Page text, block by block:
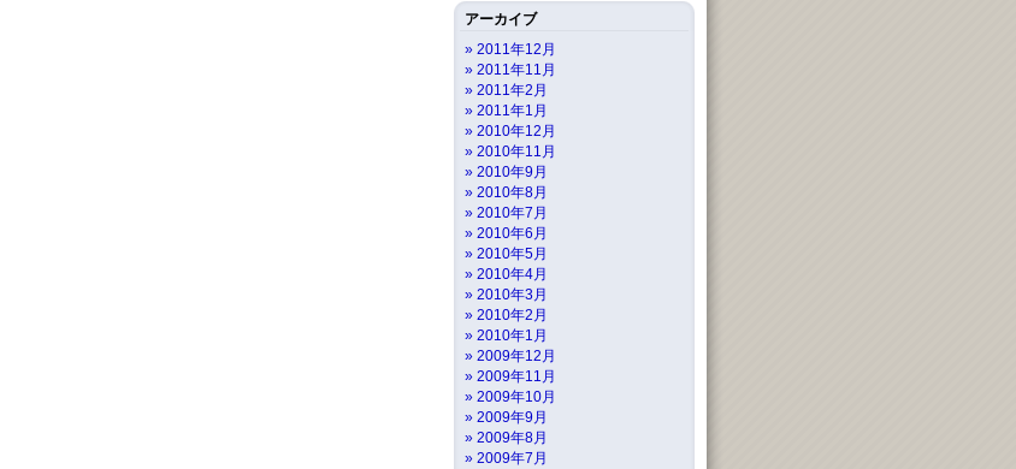
アーカイブ
2011年12月
2011年11月
2011年2月
2011年1月
2010年12月
2010年11月
2010年9月
2010年8月
2010年7月
2010年6月
2010年5月
2010年4月
2010年3月
2010年2月
2010年1月
2009年12月
2009年11月
2009年10月
2009年9月
2009年8月
2009年7月